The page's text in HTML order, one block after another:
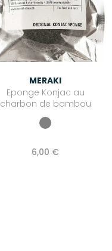
MERAKI
Eponge Konjac au
charbon de bambou
6,00 €